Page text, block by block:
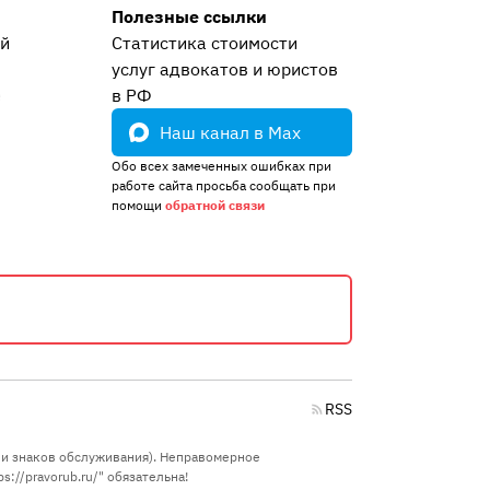
Полезные ссылки
Статистика стоимости
услуг адвокатов и юристов
в РФ
Наш канал в Max
Обо всех замеченных ошибках при
работе сайта просьба сообщать при
помощи обратной связи
RSS
знаков обслуживания). Неправомерное
pravorub.ru/" обязательна!